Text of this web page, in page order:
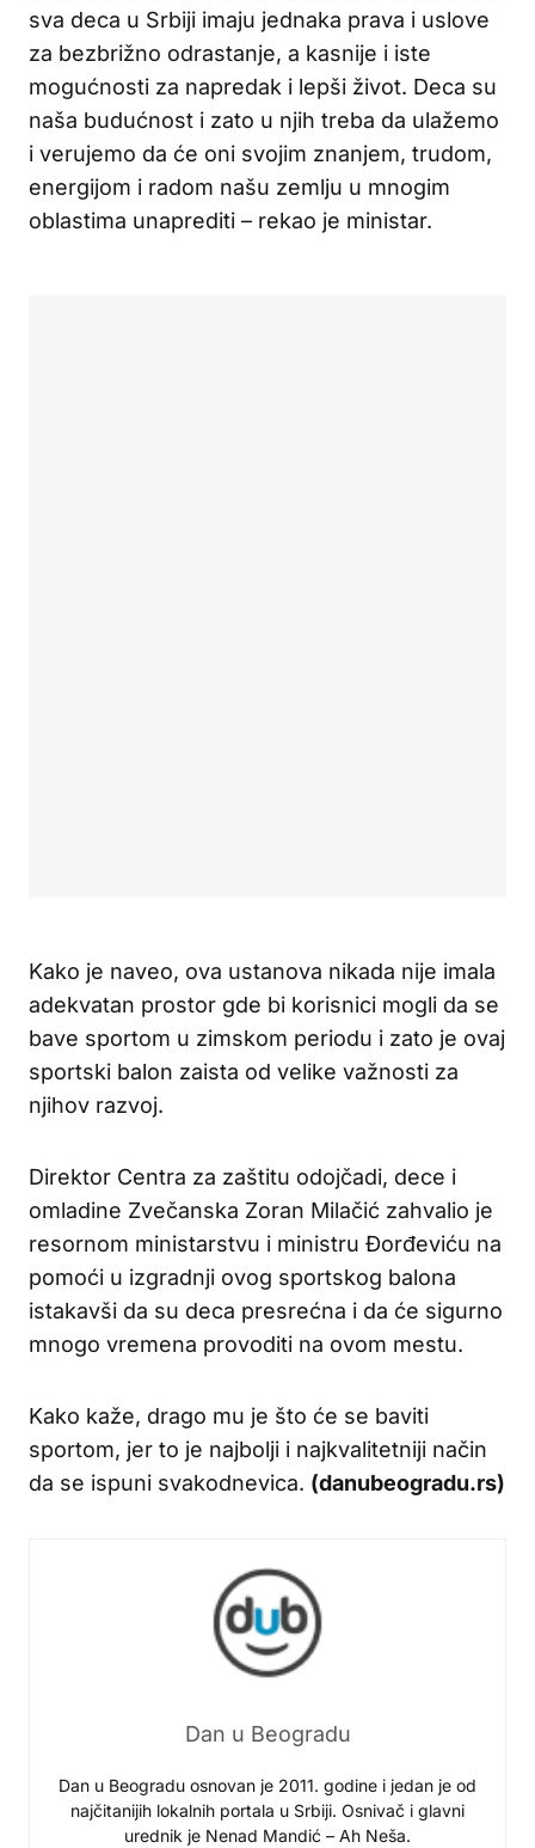
sva deca u Srbiji imaju jednaka prava i uslove
za bezbrižno odrastanje, a kasnije i iste
mogućnosti za napredak i lepši život. Deca su
naša budućnost i zato u njih treba da ulažemo
i verujemo da će oni svojim znanjem, trudom,
energijom i radom našu zemlju u mnogim
oblastima unaprediti – rekao je ministar.
Kako je naveo, ova ustanova nikada nije imala
adekvatan prostor gde bi korisnici mogli da se
bave sportom u zimskom periodu i zato je ovaj
sportski balon zaista od velike važnosti za
njihov razvoj.
Direktor Centra za zaštitu odojčadi, dece i
omladine Zvečanska Zoran Milačić zahvalio je
resornom ministarstvu i ministru Đorđeviću na
pomoći u izgradnji ovog sportskog balona
istakavši da su deca presrećna i da će sigurno
mnogo vremena provoditi na ovom mestu.
Kako kaže, drago mu je što će se baviti
sportom, jer to je najbolji i najkvalitetniji način
da se ispuni svakodnevica. (danubeogradu.rs)
Dan u Beogradu
Dan u Beogradu osnovan je 2011. godine i jedan je od
najčitanijih lokalnih portala u Srbiji. Osnivač i glavni
urednik je Nenad Mandić – Ah Neša.